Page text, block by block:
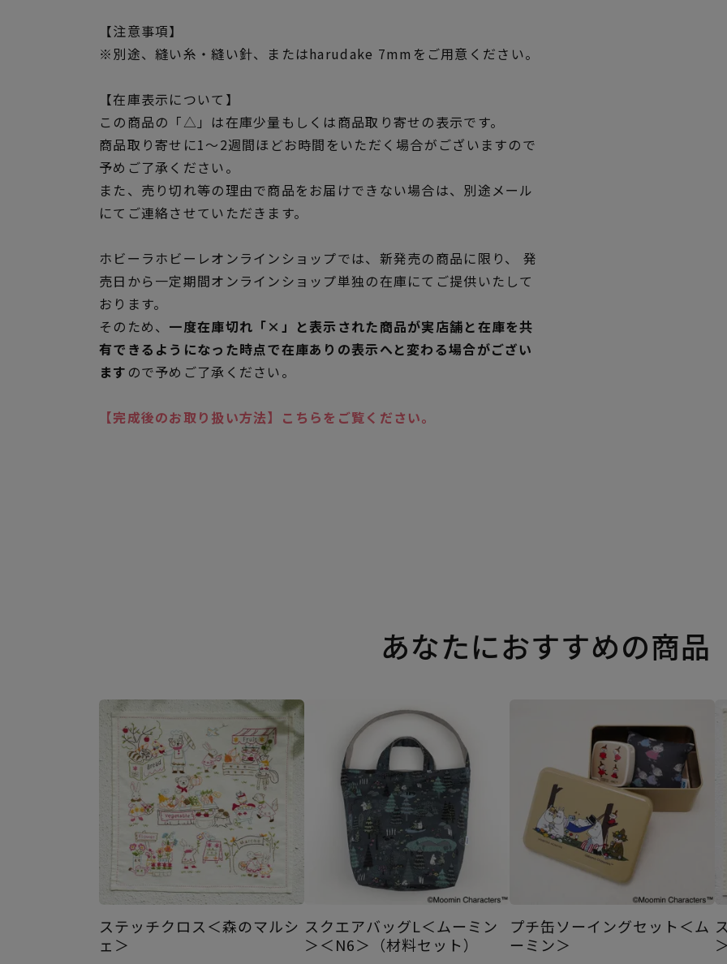
【注意事項】
※別途、縫い糸・縫い針、またはharudake 7mmをご用意ください。
【在庫表示について】
この商品の「△」は在庫少量もしくは商品取り寄せの表示です。
商品取り寄せに1～2週間ほどお時間をいただく場合がございますので
予めご了承ください。
また、売り切れ等の理由で商品をお届けできない場合は、別途メール
にてご連絡させていただきます。
ホビーラホビーレオンラインショップでは、新発売の商品に限り、 発
売日から一定期間オンラインショップ単独の在庫にてご提供いたして
おります。
そのため、 一度在庫切れ「×」と表示された商品が実店舗と在庫を共
有できるようになった時点で在庫ありの表示へと変わる場合がござい
ます ので予めご了承ください。
【完成後のお取り扱い方法】こちらをご覧ください。
あなたにおすすめの商品
ステッチクロス＜森のマルシ
ェ＞
スクエアバッグL＜ムーミン
＞＜N6＞（材料セット）
プチ缶ソーイングセット＜ム
ーミン＞
＞